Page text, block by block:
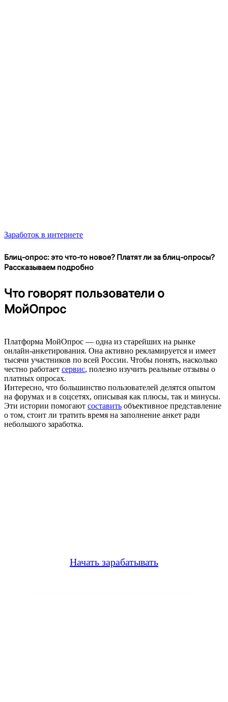
Заработок в интернете
Блиц-опрос: это что-то новое? Платят ли за блиц-опросы?
Рассказываем подробно
Что говорят пользователи о
МойОпрос
Платформа МойОпрос — одна из старейших на рынке
онлайн-анкетирования. Она активно рекламируется и имеет
тысячи участников по всей России. Чтобы понять, насколько
честно работает сервис, полезно изучить реальные отзывы о
платных опросах.
Интересно, что большинство пользователей делятся опытом
на форумах и в соцсетях, описывая как плюсы, так и минусы.
Эти истории помогают составить объективное представление
о том, стоит ли тратить время на заполнение анкет ради
небольшого заработка.
Начать зарабатывать